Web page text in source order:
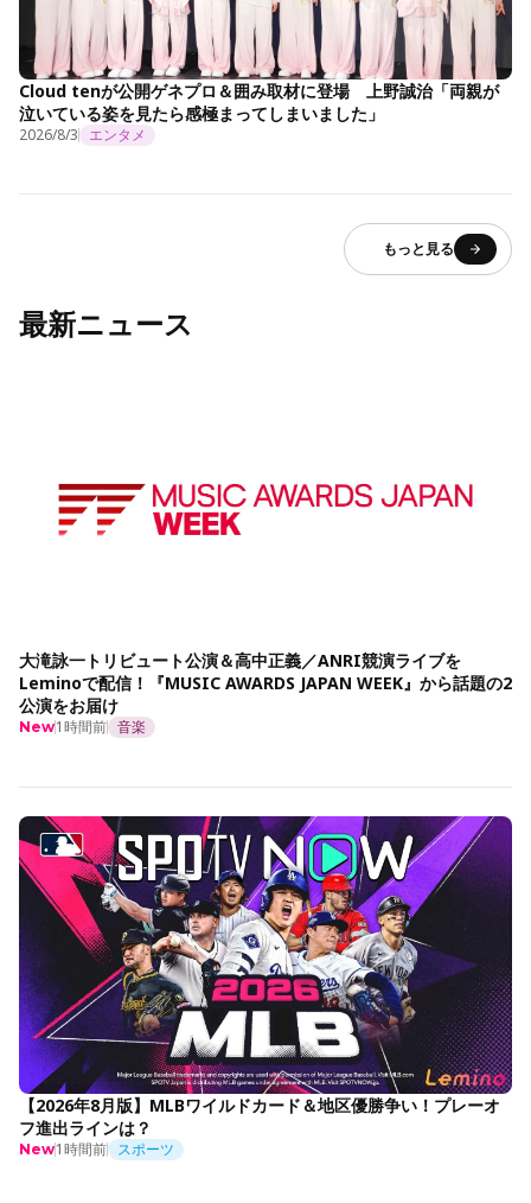
Cloud tenが公開ゲネプロ＆囲み取材に登場 上野誠治「両親が
泣いている姿を見たら感極まってしまいました」
2026/8/3 エンタメ
もっと見る
最新ニュース
大滝詠一トリビュート公演＆高中正義／ANRI競演ライブを
Leminoで配信！『MUSIC AWARDS JAPAN WEEK』から話題の2
公演をお届け
New1時間前 音楽
【2026年8月版】MLBワイルドカード＆地区優勝争い！プレーオ
フ進出ラインは？
New1時間前 スポーツ